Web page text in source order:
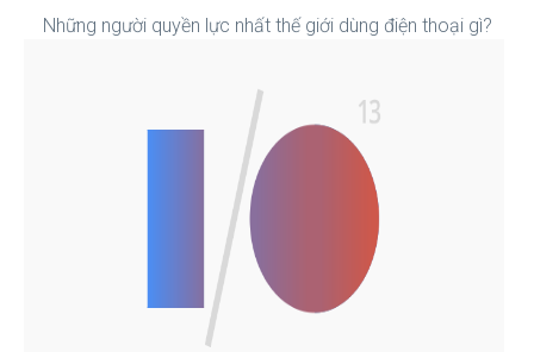
Những người quyền lực nhất thế giới dùng điện thoại gì?